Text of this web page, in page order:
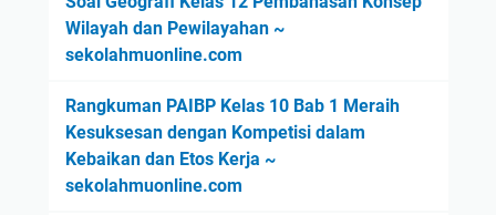
Wilayah dan Pewilayahan ~
sekolahmuonline.com
Rangkuman PAIBP Kelas 10 Bab 1 Meraih
Kesuksesan dengan Kompetisi dalam
Kebaikan dan Etos Kerja ~
sekolahmuonline.com